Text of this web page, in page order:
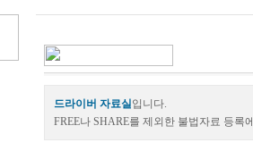
드라이버 자료실입니다.
FREE나 SHARE를 제외한 불법자료 등